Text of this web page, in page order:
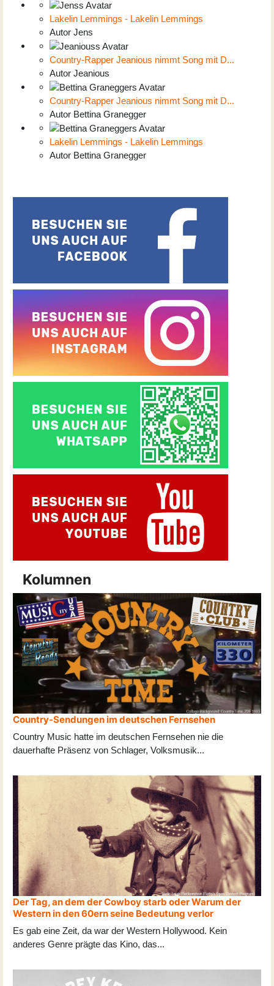
Lakelin Lemmings - Lakelin Lemmings
Autor Jens
Country-Rapper Jeanious nimmt Song mit D...
Autor Jeanious
Country-Rapper Jeanious nimmt Song mit D...
Autor Bettina Granegger
Lakelin Lemmings - Lakelin Lemmings
Autor Bettina Granegger
Kolumnen
Country-Sendungen im deutschen Fernsehen
Country Music hatte im deutschen Fernsehen nie die
dauerhafte Präsenz von Schlager, Volksmusik...
Der Tag, an dem der Cowboy starb oder Warum der
Western in den 60ern seine Bedeutung verlor
Es gab eine Zeit, da war der Western Hollywood. Kein
anderes Genre prägte das Kino, das...